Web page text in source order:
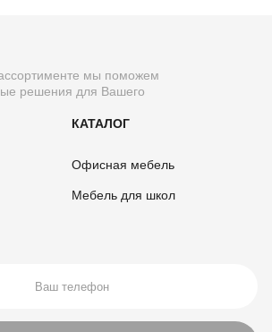
мы поможем
решения для Вашего
КАТАЛОГ
Офисная мебель
Мебель для школ